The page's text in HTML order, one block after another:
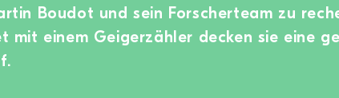
Boudot und sein Forscherteam zu
mit einem Geigerzähler decken sie eine